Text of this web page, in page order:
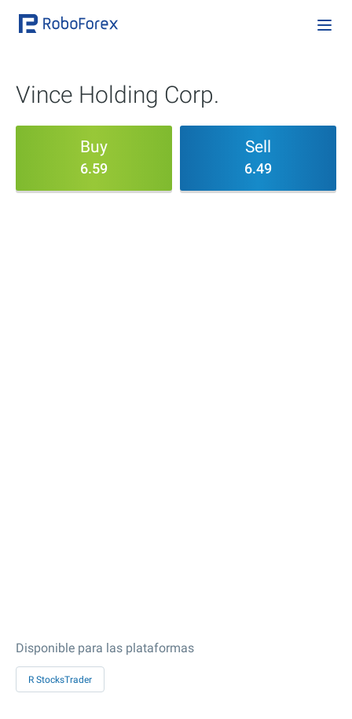
Vince Holding Corp.
Buy
6.59
Sell
6.49
Disponible para las plataformas
R StocksTrader